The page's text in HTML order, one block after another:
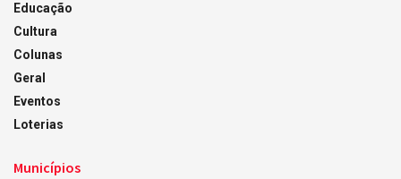
Educação
Cultura
Colunas
Geral
Eventos
Loterias
Municípios